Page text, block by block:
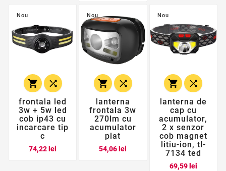
Nou
 
frontala led
3w + 5w led
cob ip43 cu
incarcare tip
c
74,22 lei
Nou
 
lanterna
frontala 3w
270lm cu
acumulator
plat
54,06 lei
Nou
 
lanterna de
cap cu
acumulator,
2 x senzor
cob magnet
litiu-ion, tl-
7134 ted
69,59 leiPret